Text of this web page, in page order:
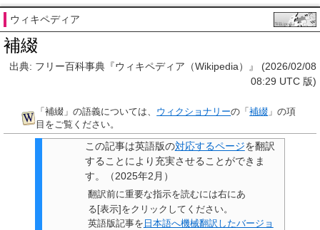
ウィキペディア
補綴
出典: フリー百科事典『ウィキペディア（Wikipedia）』 (2026/02/08
08:29 UTC 版)
「補綴 」の語義については、 ウィクショナリーの「補綴 」の項
目をご覧ください。
この記事は英語版の対応するページを翻訳
することにより充実させることができま
す。
（2025年2月 ）
翻訳前に重要な指示を読むには右にあ
る[表示]をクリックしてください。
英語版記事を 日本語へ機械翻訳したバージョ